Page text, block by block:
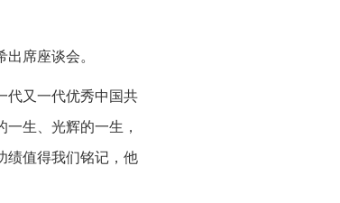
席座谈会。
代又一代优秀中国共
生、光辉的一生，
绩值得我们铭记，他